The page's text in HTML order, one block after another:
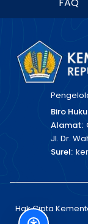
Biro
Alamat:
Jl. Dr.
Surel:
Hak Cipta